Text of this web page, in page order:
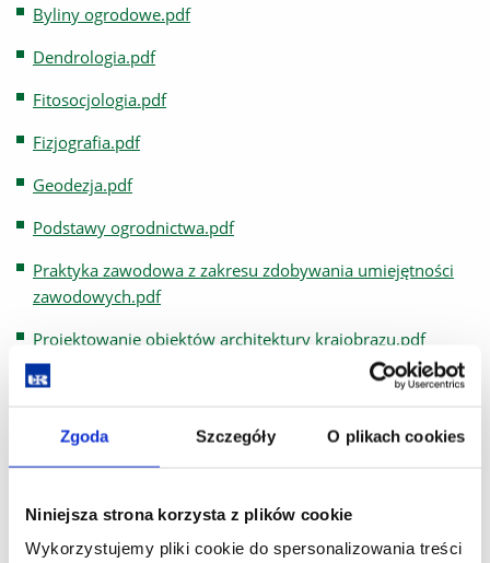
Zgoda Szczegóły O plikach cookies
Niniejsza strona korzysta z plików cookie
Wykorzystujemy pliki cookie do spersonalizowania treści
Byliny ogrodowe.pdf
Dendrologia.pdf
Fitosocjologia.pdf
Fizjografia.pdf
Geodezja.pdf
Podstawy ogrodnictwa.pdf
Praktyka zawodowa z zakresu zdobywania umiejętności
zawodowych.pdf
Projektowanie obiektów architektury krajobrazu.pdf
Zasady projektowania krajobrazu.pdf
ROK III (Rok akademicki 2021/2022)
Dokumentacja projektów.pdf
Ekologia krajobrazu.pdf
Ekonomika i zarządzanie.pdf